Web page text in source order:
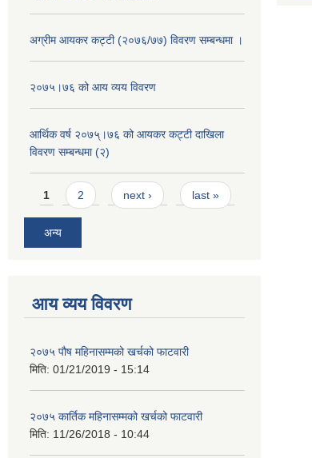
अग्रीम आयकर कट्टी (२०७६/७७) विवरण सम्बन्धमा ।
२०७५।७६ को आय व्यय विवरण
आर्थिक वर्ष २०७५्।७६ को आयकर कट्टी दाखिला
विवरण सम्बन्धमा (२)
Pages
1 2 next › last »
अन्य
आय व्यय विवरण
२०७५ पौष महिनासम्मको खर्चको फाटवारी
मिति: 01/21/2019 - 15:14
२०७५ कार्तिक महिनासम्मको खर्चको फाटवारी
मिति: 11/26/2018 - 10:44